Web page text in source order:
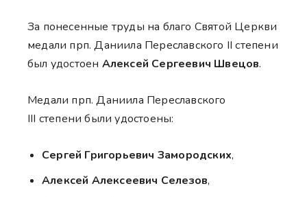
За понесенные труды на благо Святой Церкви
медали прп. Даниила Переславского II степени
был удостоен Алексей Сергеевич Швецов.
Медали прп. Даниила Переславского
III степени были удостоены:
Сергей Григорьевич Замородских,
Алексей Алексеевич Селезов,